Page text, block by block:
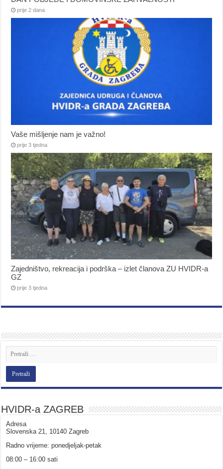
prije 2 dana
Vaše mišljenje nam je važno!
prije 3 tjedna
Zajedništvo, rekreacija i podrška – izlet članova ZU HVIDR-a
GZ
prije 3 tjedna
HVIDR-a ZAGREB
Adresa
Slovenska 21, 10140 Zagreb
Radno vrijeme: ponedjeljak-petak
08:00 – 16:00 sati